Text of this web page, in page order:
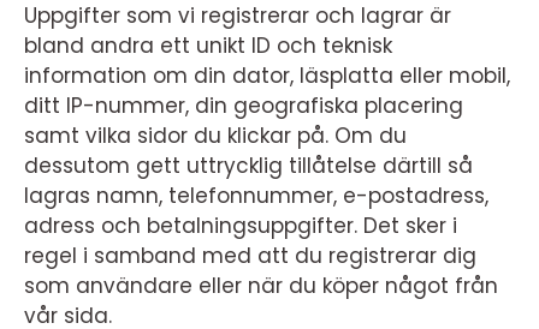
Uppgifter som vi registrerar och lagrar är
bland andra ett unikt ID och teknisk
information om din dator, läsplatta eller mobil,
ditt IP-nummer, din geografiska placering
samt vilka sidor du klickar på. Om du
dessutom gett uttrycklig tillåtelse därtill så
lagras namn, telefonnummer, e-postadress,
adress och betalningsuppgifter. Det sker i
regel i samband med att du registrerar dig
som användare eller när du köper något från
vår sida.